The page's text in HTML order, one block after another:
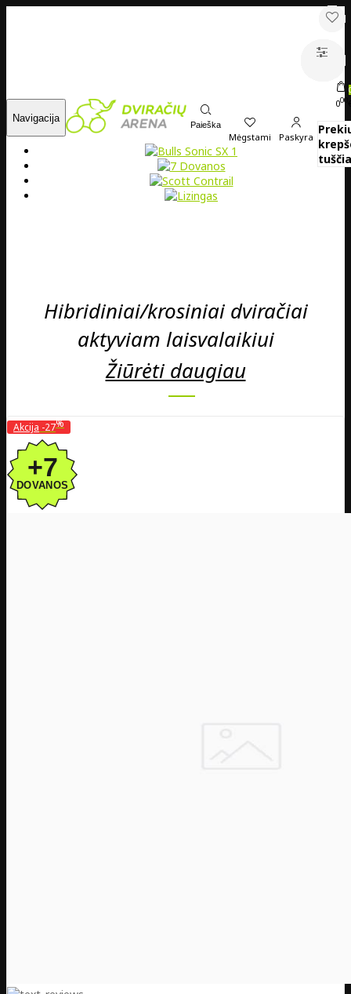
Navigacija
Paieška
Mėgstami Paskyra
000
Hibridiniai/krosiniai dviračiai
aktyviam laisvalaikiui
Žiūrėti daugiau
Akcija -27%